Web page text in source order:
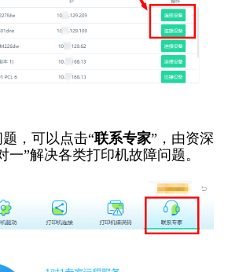
，可以点击“联系专家”，由资深
一”解决各类打印机故障问题。